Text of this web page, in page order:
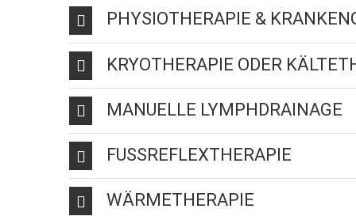
PHYSIOTHERAPIE &
KRYOTHERAPIE ODER
MANUELLE LYMPHDRAINAGE
FUSSREFLEXTHERAPIE
WÄRMETHERAPIE